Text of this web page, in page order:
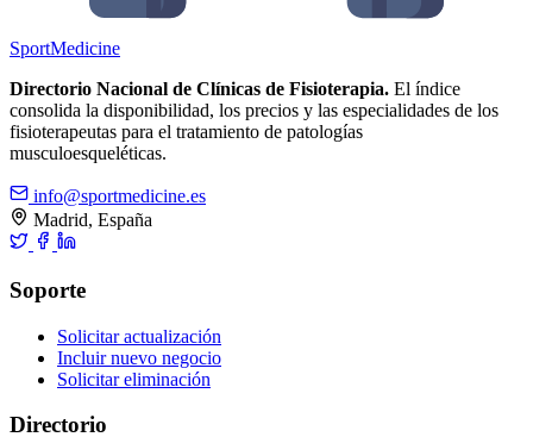
SportMedicine
Directorio Nacional de Clínicas de Fisioterapia. El índice
consolida la disponibilidad, los precios y las especialidades de los
fisioterapeutas para el tratamiento de patologías
musculoesqueléticas.
info@sportmedicine.es
Madrid, España
Soporte
Solicitar actualización
Incluir nuevo negocio
Solicitar eliminación
Directorio